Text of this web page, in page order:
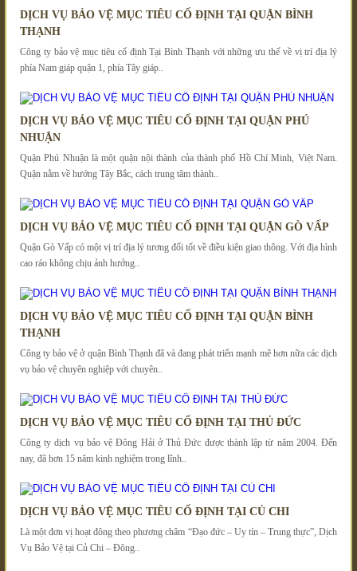
DỊCH VỤ BẢO VỆ MỤC TIÊU CỐ ĐỊNH TẠI QUẬN BÌNH
THẠNH
Công ty bảo vệ mục tiêu cố định Tại Bình Thạnh với những ưu thế về vị trí địa lý
phía Nam giáp quận 1, phía Tây giáp..
DỊCH VỤ BẢO VỆ MỤC TIÊU CỐ ĐỊNH TẠI QUẬN PHÚ
NHUẬN
Quận Phú Nhuận là một quận nội thành của thành phố Hồ Chí Minh, Việt Nam.
Quận nằm về hướng Tây Bắc, cách trung tâm thành..
DỊCH VỤ BẢO VỆ MỤC TIÊU CỐ ĐỊNH TẠI QUẬN GÒ VẤP
Quận Gò Vấp có một vị trí địa lý tương đối tốt về điều kiện giao thông. Với địa hình
cao ráo không chịu ảnh hưởng..
DỊCH VỤ BẢO VỆ MỤC TIÊU CỐ ĐỊNH TẠI QUẬN BÌNH
THẠNH
Công ty bảo vệ ở quận Bình Thạnh đã và đang phát triển mạnh mẽ hơn nữa các dịch
vụ bảo vệ chuyên nghiệp với chuyên..
DỊCH VỤ BẢO VỆ MỤC TIÊU CỐ ĐỊNH TẠI THỦ ĐỨC
Công ty dịch vụ bảo vệ Đông Hải ở Thủ Đức được thành lập từ năm 2004. Đến
nay, đã hơn 15 năm kinh nghiệm trong lĩnh..
DỊCH VỤ BẢO VỆ MỤC TIÊU CỐ ĐỊNH TẠI CỦ CHI
Là một đơn vị hoạt đông theo phương châm “Đạo đức – Uy tín – Trung thực”, Dịch
Vụ Bảo Vệ tại Củ Chi – Đông..